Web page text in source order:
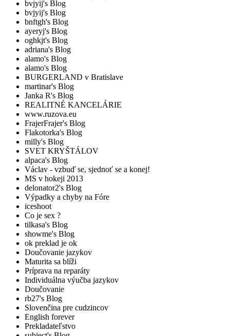
bvjyij's Blog
bvjyij's Blog
bnftgh's Blog
ayeryj's Blog
oghkjt's Blog
adriana's Blog
alamo's Blog
alamo's Blog
BURGERLAND v Bratislave
martinar's Blog
Janka R's Blog
REALITNÉ KANCELÁRIE
www.ruzova.eu
FrajerFrajer's Blog
Flakotorka's Blog
milly's Blog
SVET KRYŠTÁLOV
alpaca's Blog
Václav - vzbuď se, sjednoť se a konej!
MS v hokeji 2013
delonator2's Blog
Výpadky a chyby na Fóre
iceshoot
Co je sex ?
tilkasa's Blog
showme's Blog
ok preklad je ok
Doučovanie jazykov
Maturita sa blíži
Príprava na reparáty
Individuálna výučba jazykov
Doučovanie
rb27's Blog
Slovenčina pre cudzincov
English forever
Prekladateľstvo